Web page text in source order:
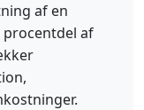
af en
af